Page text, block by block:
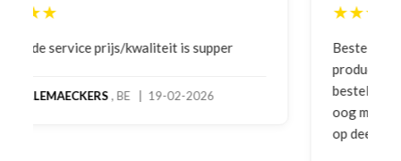
★★★★★
Bestelling gedaan vanwege goede prijzen en
bestelling al ontvangen met gifts, waardoor je